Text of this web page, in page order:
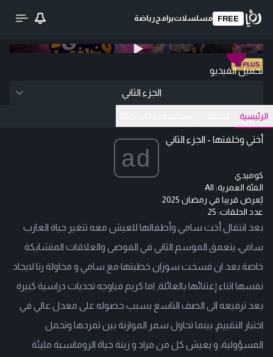
FREE مسلسلاتبرامج رياضة
تحميل الفيديو
الجزء الثاني
الرئيسية
أختي وخلفتها - الجزء الثاني
ad
كوميدي
الفئة العمرية: All
يُعرض قريبا في رمضان 2025
عدد الحلقات: 25
بعد انتقال أخت سامي وأطفالها للعيش معه تتغير حياة العازب
سامي، يتعمق الموسم الثاني في الفوضى والعلاقات المتشابكة
خاصة بعد ان فسخت سوزان خطبتها مع سامي و محاولة رنا لايجاد
نفسها اثناء إعتنائها بالعائلة, اما كريم فياوجه تحديات دراسية كبيرة
بعد ترفيعه الى الصف التاسع بسبب حصوله على معدل عالي في
اختبار التقييم, بينما تحاول سمر الموازنة بين تمردها وتحمل
المسؤولية، و يعيش كل من مراد و زينة حياة الرومانسية مليئة